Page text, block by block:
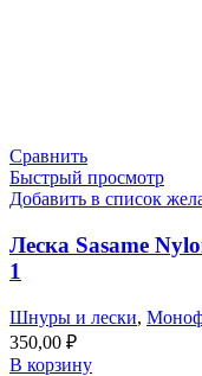
Сравнить
Быстрый просмотр
Добавить в список
Леска Sasame
1
Шнуры и лески,
350,00 ₽
В корзину